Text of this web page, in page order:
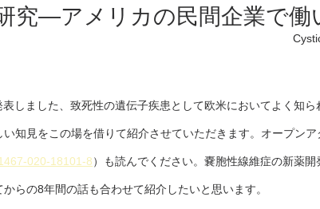
究―アメリカの民間企業で
しました、致死性の遺伝子疾患として欧米においてよく知ら
知見をこの場を借りて紹介させていただきます。オープン
020-18101-8）も読んでください。嚢胞性線維症の新薬開
らの8年間の話も合わせて紹介したいと思います。